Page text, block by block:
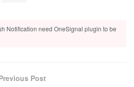
Notification need OneSignal plugin to be
Post